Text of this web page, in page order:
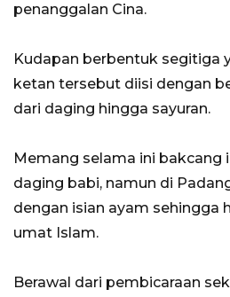
penanggalan Cina.
Kudapan berbentuk segitiga
ketan tersebut diisi dengan
dari daging hingga sayuran.
Memang selama ini bakcang
daging babi, namun di
dengan isian ayam sehingga
umat Islam.
Berawal dari pembicaraan